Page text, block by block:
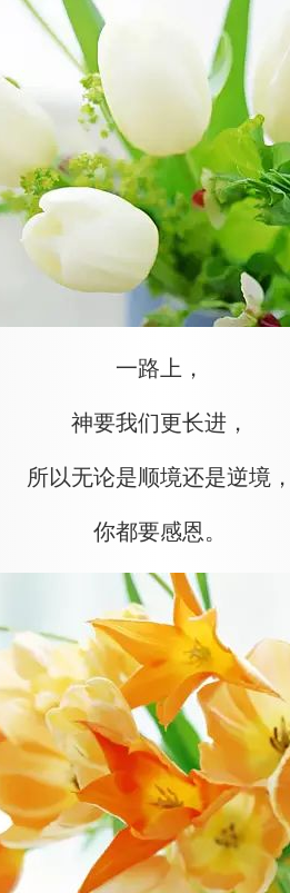
一路上，
神要我们更长进，
所以无论是顺境还是逆境
你都要感恩。